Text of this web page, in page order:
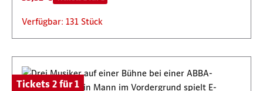
Verfügbar: 131 Stück
Tickets 2 für 1